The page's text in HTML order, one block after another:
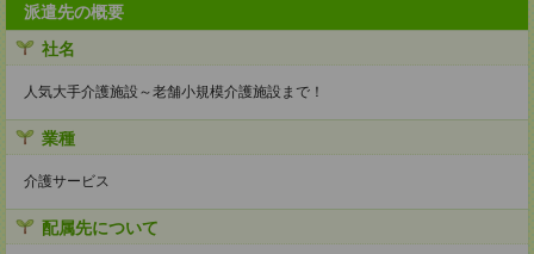
派遣先の概要
社名
人気大手介護施設～老舗小規模介護施設まで！
業種
介護サービス
配属先について